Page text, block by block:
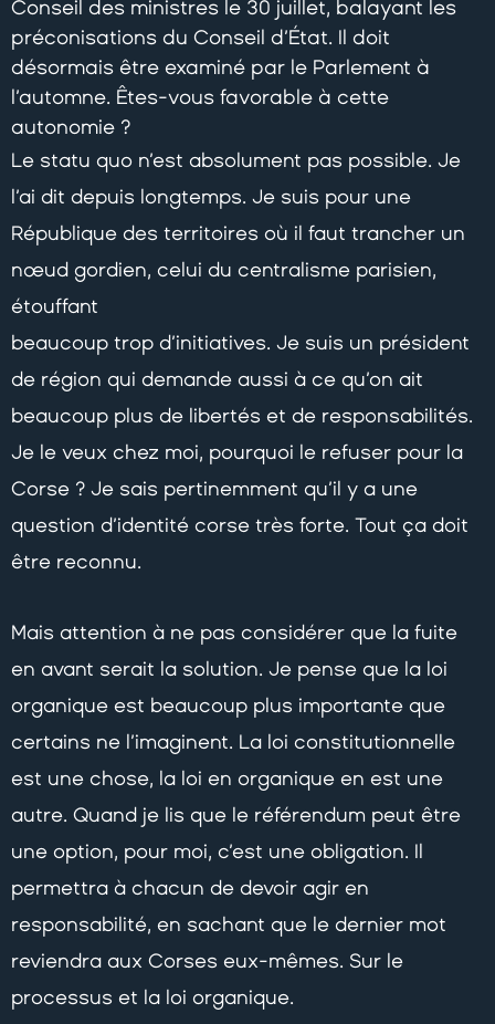
Conseil des ministres le 30 juillet, balayant les
préconisations du Conseil d’État. Il doit
désormais être examiné par le Parlement à
l’automne. Êtes-vous favorable à cette
autonomie ?
Le statu quo n’est absolument pas possible. Je
l’ai dit depuis longtemps. Je suis pour une
République des territoires où il faut trancher un
nœud gordien, celui du centralisme parisien,
étouffant
beaucoup trop d’initiatives. Je suis un président
de région qui demande aussi à ce qu’on ait
beaucoup plus de libertés et de responsabilités.
Je le veux chez moi, pourquoi le refuser pour la
Corse ? Je sais pertinemment qu’il y a une
question d’identité corse très forte. Tout ça doit
être reconnu.
Mais attention à ne pas considérer que la fuite
en avant serait la solution. Je pense que la loi
organique est beaucoup plus importante que
certains ne l’imaginent. La loi constitutionnelle
est une chose, la loi en organique en est une
autre. Quand je lis que le référendum peut être
une option, pour moi, c’est une obligation. Il
permettra à chacun de devoir agir en
responsabilité, en sachant que le dernier mot
reviendra aux Corses eux-mêmes. Sur le
processus et la loi organique.